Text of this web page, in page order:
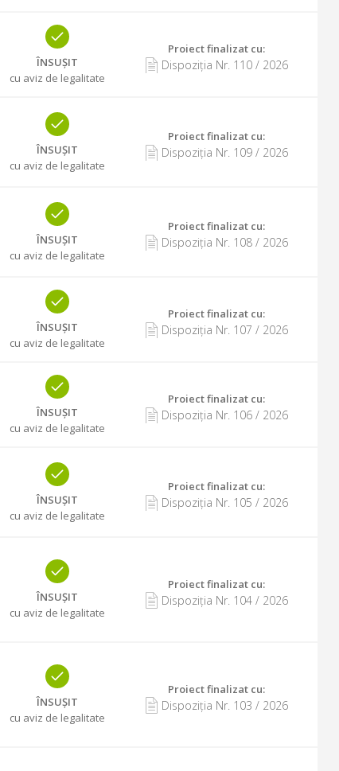
ÎNSUȘIT
cu aviz de legalitate
Proiect finalizat cu:
Dispoziția Nr. 110/ 2026
ÎNSUȘIT
cu aviz de legalitate
Proiect finalizat cu:
Dispoziția Nr. 109/ 2026
ÎNSUȘIT
cu aviz de legalitate
Proiect finalizat cu:
Dispoziția Nr. 108/ 2026
ÎNSUȘIT
cu aviz de legalitate
Proiect finalizat cu:
Dispoziția Nr. 107 / 2026
ÎNSUȘIT
cu aviz de legalitate
Proiect finalizat cu:
Dispoziția Nr. 106/ 2026
ÎNSUȘIT
cu aviz de legalitate
Proiect finalizat cu:
Dispoziția Nr. 105 / 2026
ÎNSUȘIT
cu aviz de legalitate
Proiect finalizat cu:
Dispoziția Nr. 104/ 2026
ÎNSUȘIT
cu aviz de legalitate
Proiect finalizat cu:
Dispoziția Nr. 103 / 2026